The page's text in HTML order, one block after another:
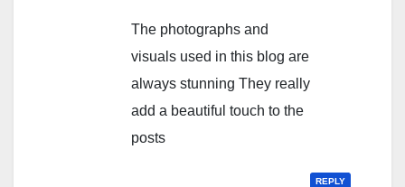
The photographs and
visuals used in this blog are
always stunning They really
add a beautiful touch to the
posts
REPLY